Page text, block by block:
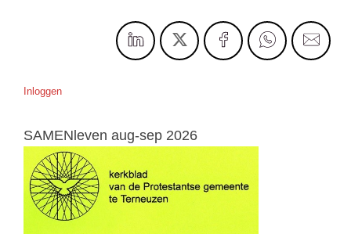
Inloggen
SAMENleven aug-sep 2026